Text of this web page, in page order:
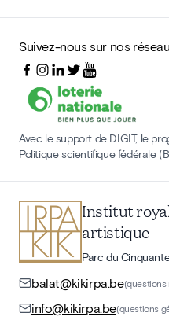
Suivez-nous sur nos
Avec le support de DIGIT, le
Politique scientifique fédérale
Institut
artistique
Parc du
balat@kikirpa.be(questions
info@kikirpa.be(questions